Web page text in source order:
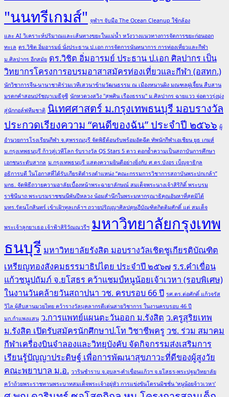
"นนทรีเกมส์" จุฬาฯ จับมือ The Ocean Cleanup ใช้กล้อง
และ AI วิเคราะห์ปริมาณและเส้นทางขยะในแม่น้ำ หวังวางแนวทางการจัดการขยะก่อนออก
ทะเล ดร.วิชิต อิ่มอารมย์ นั่งประธาน ป.เอก การจัดการนันทนาการ การท่องเที่ยวและกีฬา
ม.ศิลปากร อีกสมัย ดร.วิชิต อิ่มอารมย์ ประธาน ป.เอก ศิลปากร เป็น
วิทยากรโครงการอบรมอาสาสมัครท่องเที่ยวและกีฬา (อสทก.)
นักวิชาการจีน-นานาชาติร่วมเวทีเสวนาข้ามวัฒนธรรม ณ เมืองหนานผิง มณฑลฝูเจี้ยน สืบสาน
มรดกคำสอนปรัชญาเมธีจูซี นักหวดวงสวิง "สุพศิน เรืองธรรม" ม.ศิลปากร ฉายแวว จ่อดาวรุ่งมุ่ง
สู่นักกอล์ฟทีมชาติ นิเทศศาสตร์ ม.กรุงเทพธนบุรี มอบรางวัล
ประกวดเรียงความ “คนดีของฉัน” ประจำปี ๒๕๖๖ ผู้
อำนวยการโรงเรียนกีฬา จ.สุพรรณบุรี จัดพิธีต้อนรับพร้อมอัดฉีด ทัพนักกีฬาเอเชียน ยูธ เกมส์
ม.กรุงเทพธนบุรี ก้าวสู่เวทีโลก รับรางวัล QS Stars 5 ดาว ตอกย้ำความเป็นสถาบันการศึกษา
เอกชนระดับสากล ม.กรุงเทพธนบุรี แสดงความยินดีอย่างยิ่งกับ ศ.ดร.บังอร เบ็ญจาธิกุล
อธิการบดี ในโอกาสที่ได้รับเกียรติดำรงตำแหน่ง “คณะกรรมการวิชาการสถาบันพระปกเกล้า”
มกธ. จัดพิธีถวายความอาลัยเบื้องหน้าพระฉายาลักษณ์ สมเด็จพระนางเจ้าสิริกิติ์ พระบรม
ราชินีนาถ พระบรมราชชนนีพันปีหลวง น้อมสำนึกในพระมหากรุณาธิคุณอันหาที่สุดมิได้
มทร.รัตนโกสินทร์ เข้าเฝ้าทูลเกล้าฯ ถวายปริญญาศิลปดุษฎีบัณฑิตกิตติมศักดิ์ แด่ สมเด็จ
พระเจ้าลูกยาเธอ เจ้าฟ้าสิริวัณณวรีฯ มหาวิทยาลัยกรุงเทพ
ธนบุรี มหาวิทยาลัยรังสิต มอบรางวัลเชิดชูเกียรติบัณฑิต
เหรียญทองสังคมธรรมาธิปไตย ประจำปี ๒๕๖๗ ร.ร.คำเขื่อน
แก้วชนูปถัมภ์ จ.ยโสธร คว้าแชมป์หนูน้อยเจ้าเวหา (รอบพิเศษ)
ในงานวันคล้ายวันสถาปนา วช. ครบรอบ 66 ปี รศ.ดร.ต่อศักดิ์ แก้วจรัส
วิไล ผู้สืบสานมวยไทย คว้ารางวัลบุคลากรดีเด่นสายวิชาการ ในงานครบรอบ 46 ปี
มก.กำแพงแสน ว.การแพทย์แผนตะวันออก ม.รังสิต ว.ครูสุริยเทพ
ม.รังสิต เปิดรับสมัครนักศึกษาป.โท วิชาชีพครู วช. ร่วม สมาคม
กีฬาเครื่องบินจำลองและวิทยุบังคับ จัดกิจกรรมส่งเสริมการ
เรียนรู้ปัญญาประดิษฐ์ เพื่อการพัฒนาสุขภาวะที่ดีของผู้สูงวัย
คณะพยาบาล ม.อ. วารินชำราบ จ.อุบลฯ-คำเขื่อนแก้วฯ จ.ยโสธร-พระปฐมวิทยาลัย
คว้าถ้วยพระราชทานพระบาทสมเด็จพระเจ้าอยู่หัว การแข่งขันโดรนมิชชั่น ‘หนูน้อยจ้าวเวหา’